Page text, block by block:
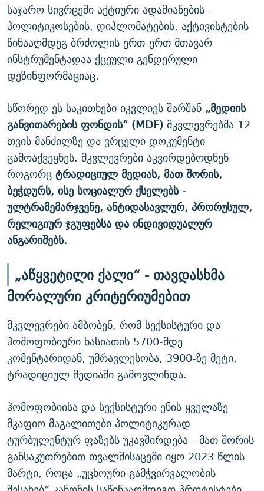
საჯარო სივრცეში აქტიური ადამიანების -
პოლიტიკოსების, დიპლომატების, აქტივისტების
წინააღმდეგ ბრძოლის ერთ-ერთ მთავარ
ინსტრუმენტადაა ქცეული გენდერული
დეზინფორმაციაც.
სწორედ ეს საკითხები იკვლიეს შარშან „მედიის
განვითარების ფონდის“ (MDF)მკვლევრებმა 12
თვის მანძილზე და ვრცელი დოკუმენტი
გამოაქვეყნეს. მკვლევრები აკვირდებოდნენ
როგორცტრადიციულ მედიას, მათ შორის,
ბეჭდურს, ისე სოციალურ ქსელებს -
ულტრამემარჯვენე, ანტიდასავლურ, პრორუსულ,
რელიგიურ ჯგუფებსა და ინდივიდუალურ
ანგარიშებს.
„აწყვეტილი ქალი“ - თავდასხმა
მორალური კრიტერიუმებით
მკვლევრები ამბობენ, რომ სექსისტური და
ჰომოფობიური ხასიათის 5700-მდე
კომენტარიდან, უმრავლესობა, 3900-ზე მეტი,
ტრადიციულ მედიაში გამოვლინდა.
ჰომოფობიისა და სექსისტური ენის ყველაზე
მკაფიო მაგალითები პოლიტიკურად
ტურბულენტურ ფაზებს უკავშირდება - მათ შორის
განსაკუთრებით თვალშისაცემი იყო 2023 წლის
მარტი, როცა „უცხოური გამჭვირვალობის